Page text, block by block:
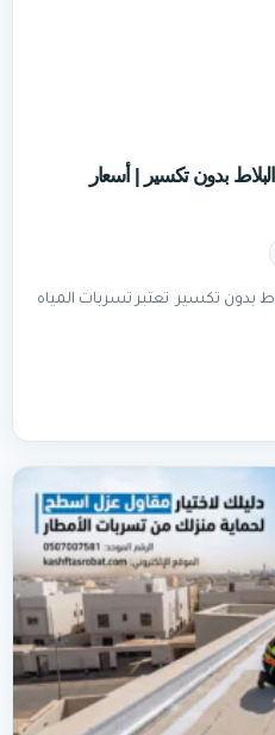
بدون تكسير | أسعار
تكسير تعتبر تسربات المياه